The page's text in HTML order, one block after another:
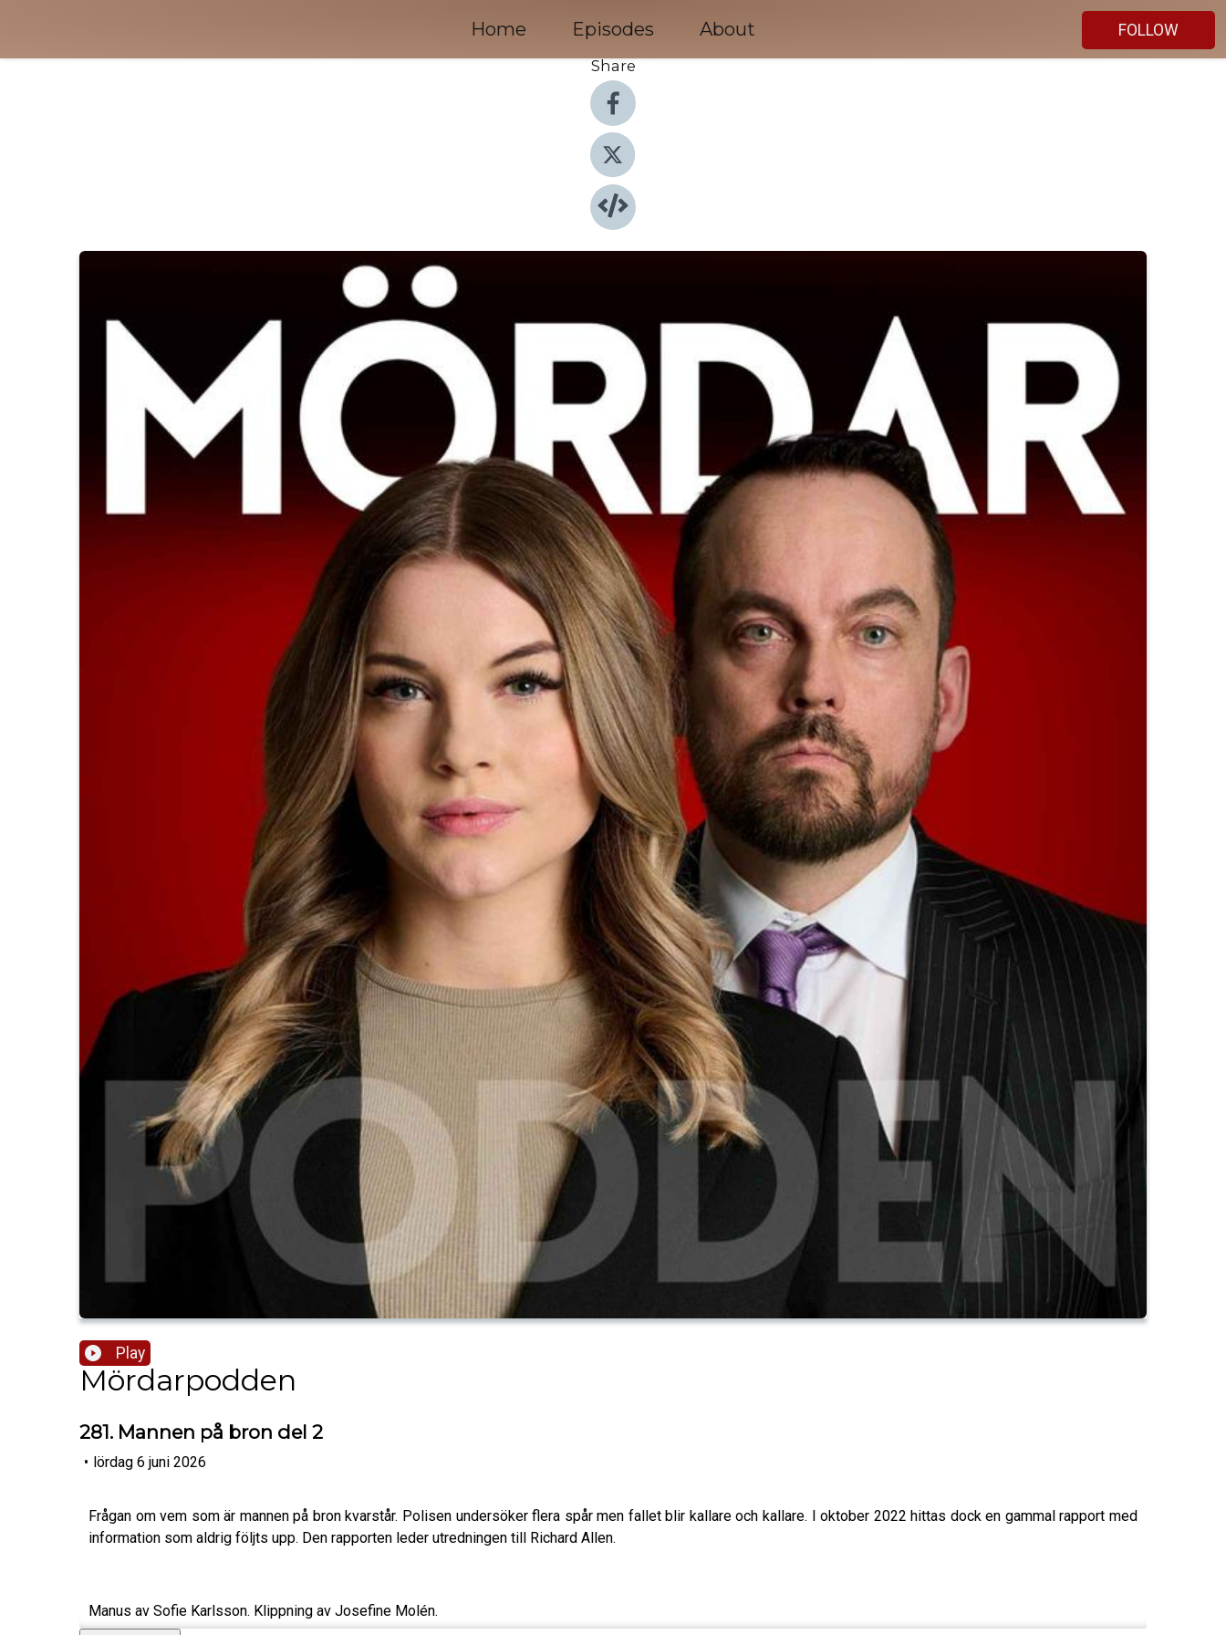
Home Episodes About
FOLLOW
Share
Play
Mördarpodden
281. Mannen på bron del 2
• lördag 6 juni 2026
Frågan om vem som är mannen på bron kvarstår. Polisen undersöker flera spår men fallet blir kallare och kallare. I oktober 2022 hittas dock en gammal rapport med
information som aldrig följts upp. Den rapporten leder utredningen till Richard Allen.
Manus av Sofie Karlsson. Klippning av Josefine Molén.